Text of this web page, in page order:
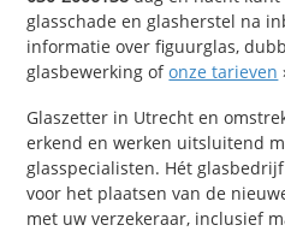
glasschade en glasherstel na
informatie over figuurglas,
glasbewerking ofonze tarieven
Glaszetter in Utrecht en
erkend en werken uitsluitend
glasspecialisten. Hét
voor het plaatsen van de
met uw verzekeraar, inclusief